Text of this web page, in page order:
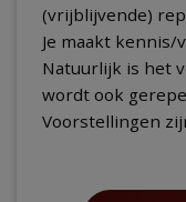
(vrijblijvende)
Je maakt kennis/
Natuurlijk is het
wordt ook
Voorstellingen